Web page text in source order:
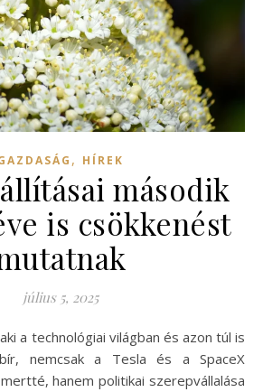
, HÍREK
második
is csökkenést
július 5, 2025
nemcsak a Tesla és a SpaceX
hanem politikai szerepvállalása